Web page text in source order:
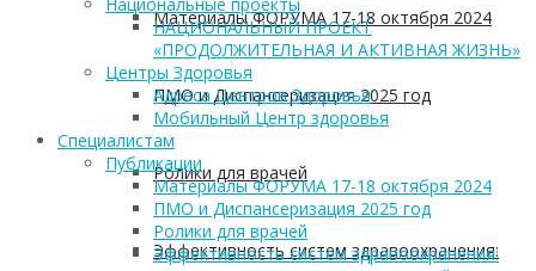
Материалы ФОРУМА 17-18 октября 2024
ПМО и Диспансеризация 2025 год
Ролики для врачей
Эффективность систем здравоохранения:
НАЦИОНАЛЬНЫЙ ПРОЕКТ
«ПРОДОЛЖИТЕЛЬНАЯ И АКТИВНАЯ ЖИЗНЬ»
Центры Здоровья
Адреса Центров Здоровья
Мобильный Центр здоровья
Cпециалистам
Публикации
Материалы ФОРУМА 17-18 октября 2024
ПМО и Диспансеризация 2025 год
Ролики для врачей
Эффективность систем здравоохранения: